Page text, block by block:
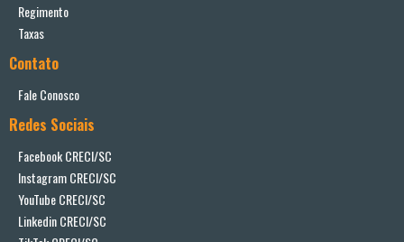
Regimento
Taxas
Contato
Fale Conosco
Redes Sociais
Facebook CRECI/SC
Instagram CRECI/SC
YouTube CRECI/SC
Linkedin CRECI/SC